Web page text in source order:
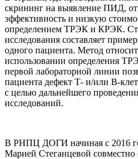
скрининг на выявление ПИД,
эффективность и низкую
определением ТРЭК и КРЭК.
исследования составляет
одного пациента. Метод
использовании определения
первой лабораторной линии
пациента дефект Т- и/или В-
с целью дальнейшего
исследований.
В РНПЦ ДОГИ начиная с 2016
Марией Стеганцевой